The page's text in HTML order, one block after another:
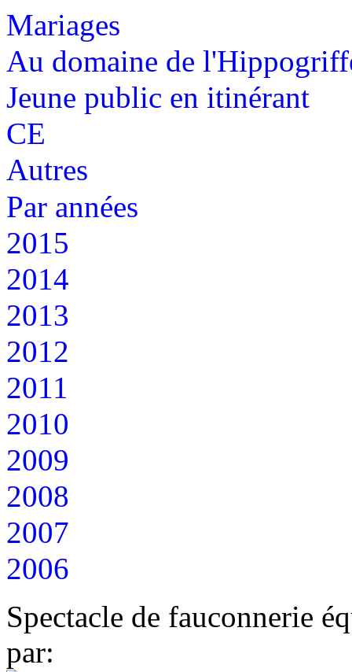
Mariages
Au domaine de
Jeune public en itinérant
CE
Autres
Par années
2015
2014
2013
2012
2011
2010
2009
2008
2007
2006
Spectacle de fauconnerie
par: